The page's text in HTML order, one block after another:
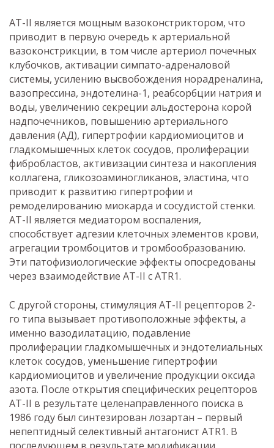
АТ-II является мощным вазоконстриктором, что
приводит в первую очередь к артериальной
вазоконстрикции, в том числе артериол почечных
клубочков, активации симпато-адреналовой
системы, усилению высвобождения норадреналина,
вазопрессина, эндотелина-1, реабсорбции натрия и
воды, увеличению секреции альдостерона корой
надпочечников, повышению артериального
давления (АД), гипертрофии кардиомиоцитов и
гладкомышечных клеток сосудов, пролиферации
фибробластов, активизации синтеза и накопления
коллагена, гликозоаминогликанов, эластина, что
приводит к развитию гипертрофии и
ремоделированию миокарда и сосудистой стенки.
АТ-II является медиатором воспаления,
способствует адгезии клеточных элементов крови,
агрегации тромбоцитов и тромбообразованию.
Эти патофизиологические эффекты опосредованы
через взаимодействие АТ-II с ATR1.
С другой стороны, стимуляция АТ-II рецепторов 2-
го типа вызывает противоположные эффекты, а
именно вазодилатацию, подавление
пролиферации гладкомышечных и эндотелиальных
клеток сосудов, уменьшение гипертрофии
кардиомиоцитов и увеличение продукции оксида
азота. После открытия специфических рецепторов
АТ-II в результате целенаправленного поиска в
1986 году был синтезирован лозартан – первый
непептидный селективный антагонист ATR1. В